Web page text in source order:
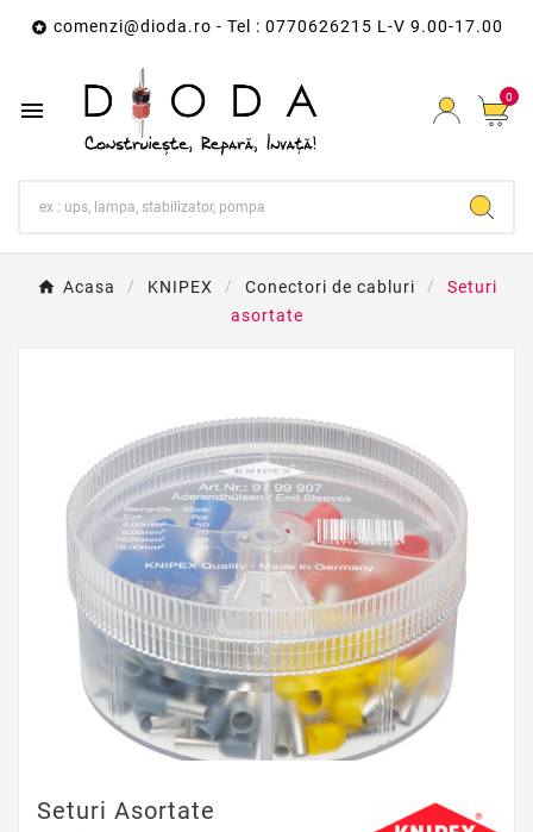
 comenzi@dioda.ro - Tel : 0770626215 L-V 9.00-17.00
 0
Acasa KNIPEX Conectori de cabluri
Seturi
asortate
Seturi Asortate